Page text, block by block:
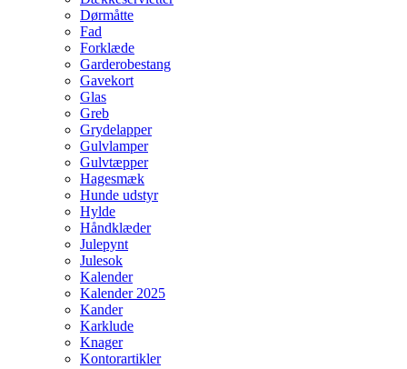
Dørmåtte
Fad
Forklæde
Garderobestang
Gavekort
Glas
Greb
Grydelapper
Gulvlamper
Gulvtæpper
Hagesmæk
Hunde udstyr
Hylde
Håndklæder
Julepynt
Julesok
Kalender
Kalender 2025
Kander
Karklude
Knager
Kontorartikler